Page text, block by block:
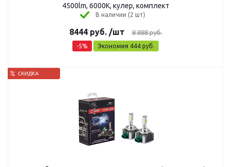
4500lm, 6000K, кулер, комплект
В наличии (2 шт)
8444руб. /шт 8 888руб.
-5% Экономия 444 руб.